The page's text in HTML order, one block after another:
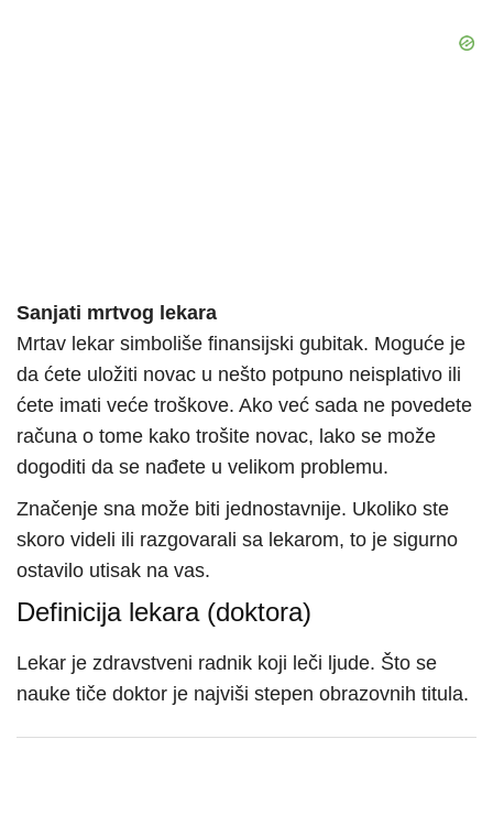
Sanjati mrtvog lekara
Mrtav lekar simboliše finansijski gubitak. Moguće je
da ćete uložiti novac u nešto potpuno neisplativo ili
ćete imati veće troškove. Ako već sada ne povedete
računa o tome kako trošite novac, lako se može
dogoditi da se nađete u velikom problemu.
Značenje sna može biti jednostavnije. Ukoliko ste
skoro videli ili razgovarali sa lekarom, to je sigurno
ostavilo utisak na vas.
Definicija lekara (doktora)
Lekar je zdravstveni radnik koji leči ljude. Što se
nauke tiče doktor je najviši stepen obrazovnih titula.